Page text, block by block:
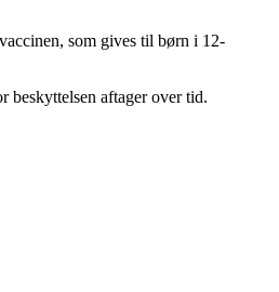
som gives til børn i 12-
beskyttelsen aftager over tid.